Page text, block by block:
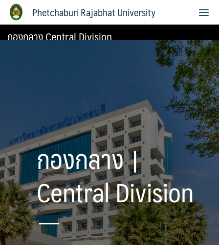
Phetchaburi Rajabhat University
กองกลาง Central Division
กองกลาง |
Central Division